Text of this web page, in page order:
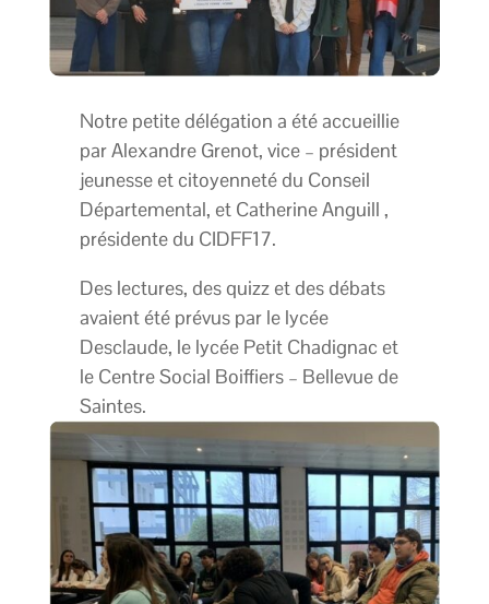
Notre petite délégation a été accueillie
par Alexandre Grenot, vice – président
jeunesse et citoyenneté du Conseil
Départemental, et Catherine Anguill ,
présidente du CIDFF17.
Des lectures, des quizz et des débats
avaient été prévus par le lycée
Desclaude, le lycée Petit Chadignac et
le Centre Social Boiffiers – Bellevue de
Saintes.